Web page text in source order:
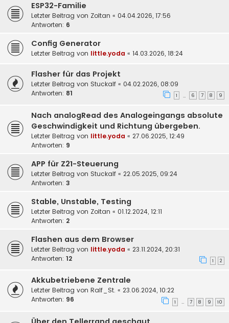
ESP32-Familie
Letzter Beitrag von Zoltan « 04.04.2026, 17:56
Antworten: 6
Config Generator
Letzter Beitrag von little.yoda « 14.03.2026, 18:24
Flasher für das Projekt
Letzter Beitrag von Stuckalf « 04.02.2026, 08:09
Antworten: 81 1 … 6 7 8 9
Nach analogRead des Analogeingangs absolute
Geschwindigkeit und Richtung übergeben.
Letzter Beitrag von little.yoda « 27.06.2025, 12:49
Antworten: 9
APP für Z21-Steuerung
Letzter Beitrag von Stuckalf « 22.05.2025, 09:24
Antworten: 3
Stable, Unstable, Testing
Letzter Beitrag von Zoltan « 01.12.2024, 12:11
Antworten: 2
Flashen aus dem Browser
Letzter Beitrag von little.yoda « 23.11.2024, 20:31
Antworten: 12 1 2
Akkubetriebene Zentrale
Letzter Beitrag von Ralf_St. « 23.06.2024, 10:22
Antworten: 96 1 … 7 8 9 10